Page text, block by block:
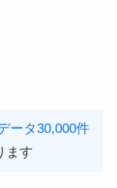
ータ30,000件
ます